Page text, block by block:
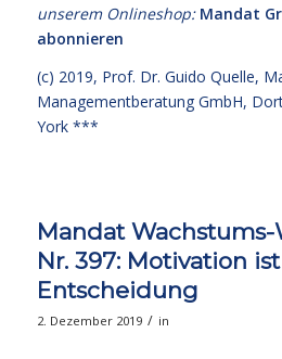
unserem Onlineshop: Mandat
abonnieren
(c) 2019, Prof. Dr. Guido Quelle,
Managementberatung GmbH,
York ***
Mandat
Nr. 397: Motivation
Entscheidung
2. Dezember 2019 / in